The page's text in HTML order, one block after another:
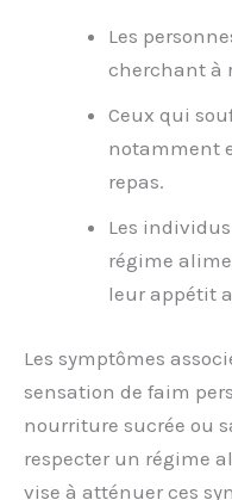
Les
cherchant à
Ceux qui
notamment
repas.
Les
régime
leur appétit
Les symptômes
sensation de faim
nourriture sucrée ou
respecter un régime
vise à atténuer ces